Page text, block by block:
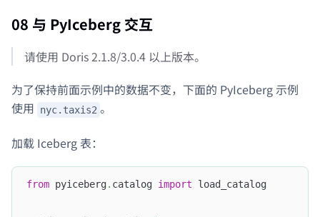
08 与 PyIceberg 交互
请使用 Doris 2.1.8/3.0.4 以上版本。
为了保持前面示例中的数据不变，下面的 PyIceberg 示例
使用
nyc.taxis2 。
加载 Iceberg 表：
from pyiceberg. catalog import load_catalog